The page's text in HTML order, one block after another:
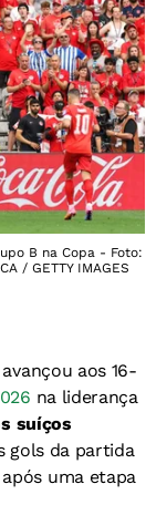
B na Copa - Foto:
/ GETTY IMAGES
aos 16-
na liderança
suíços
gols da partida
uma etapa